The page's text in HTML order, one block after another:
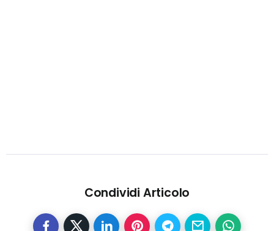
Condividi Articolo